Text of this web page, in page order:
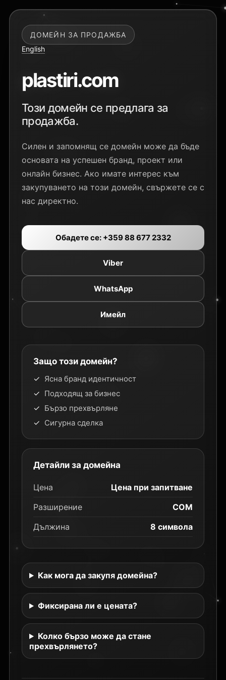
ДОМЕЙН ЗА ПРОДАЖБА
English
plastiri.com
Този домейн се предлага за
продажба.
Силен и запомнящ се домейн може да бъде
основата на успешен бранд, проект или
онлайн бизнес. Ако имате интерес към
закупуването на този домейн, свържете се с
нас директно.
Обадете се: +359 88 677 2332
Viber
WhatsApp
Имейл
Защо този домейн?
Ясна бранд идентичност
Подходящ за бизнес
Бързо прехвърляне
Сигурна сделка
Детайли за домейна
Цена
Цена при запитване
Разширение
COM
Дължина
8 символа
Как мога да закупя домейна?
Фиксирана ли е цената?
Колко бързо може да стане
прехвърлянето?